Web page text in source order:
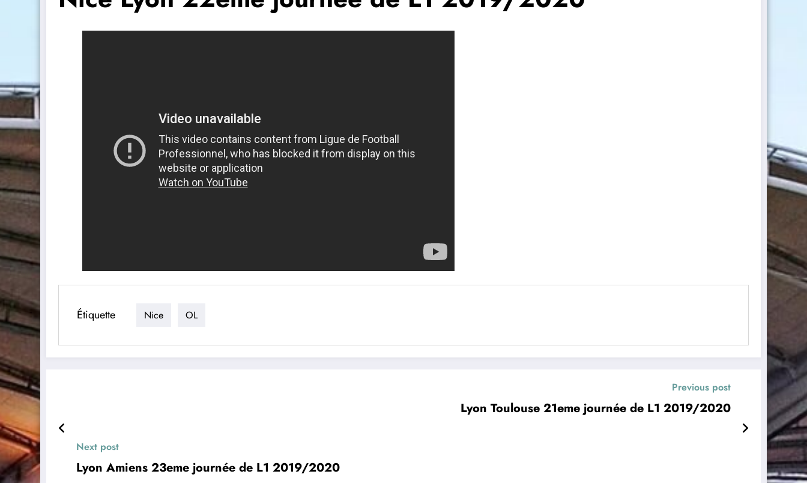
Étiquette Nice OL
Previous post
Lyon Toulouse 21eme journée de L1 2019/2020
Next post
Lyon Amiens 23eme journée de L1 2019/2020